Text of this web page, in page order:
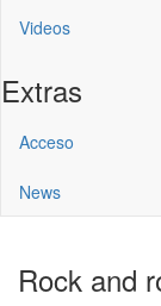
Videos
Extras
Acceso
News
Rock and